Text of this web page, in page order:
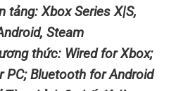
tảng: Xbox Series X|S,
Steam
thức: Wired for Xbox;
PC; Bluetooth for Android